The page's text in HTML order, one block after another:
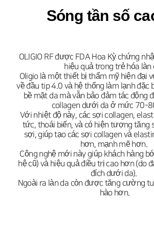
Sóng tần số
OLIGIO RF được FDA Hoa Kỳ chứng
hiệu quả trong trẻ hóa làn
Oligio là một thiết bị thẩm mỹ hiện đại
về đầu tip 4.0 và hệ thống làm lạnh đặc
bề mặt da mà vẫn bảo đảm tác động
collagen dưới da ở mức 70-
Với nhiệt độ này, các sợi collagen,
tức, thoái biến, và có hiện tượng tăng
sợi, giúp tạo các sợi collagen và
hơn, mạnh mẽ hơn.
Công nghệ mới này giúp khách hàng
hệ cũ) và hiệu quả điều trị cao hơn (do
đích dưới da).
Ngoài ra làn da còn được tăng cường
hào hơn.